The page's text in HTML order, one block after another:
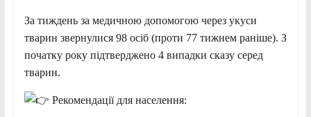
За тиждень за медичною допомогою через укуси
тварин звернулися 98 осіб (проти 77 тижнем раніше). З
початку року підтверджено 4 випадки сказу серед
тварин.
Рекомендації для населення: